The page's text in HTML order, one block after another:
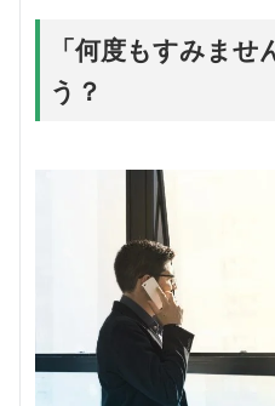
「何度もすみま
う？